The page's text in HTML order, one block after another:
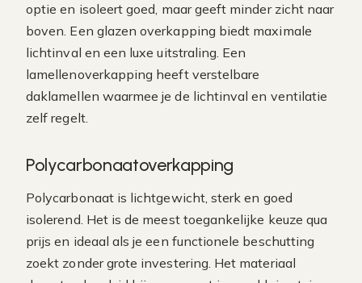
optie en isoleert goed, maar geeft minder zicht naar
boven. Een glazen overkapping biedt maximale
lichtinval en een luxe uitstraling. Een
lamellenoverkapping heeft verstelbare
daklamellen waarmee je de lichtinval en ventilatie
zelf regelt.
Polycarbonaatoverkapping
Polycarbonaat is lichtgewicht, sterk en goed
isolerend. Het is de meest toegankelijke keuze qua
prijs en ideaal als je een functionele beschutting
zoekt zonder grote investering. Het materiaal